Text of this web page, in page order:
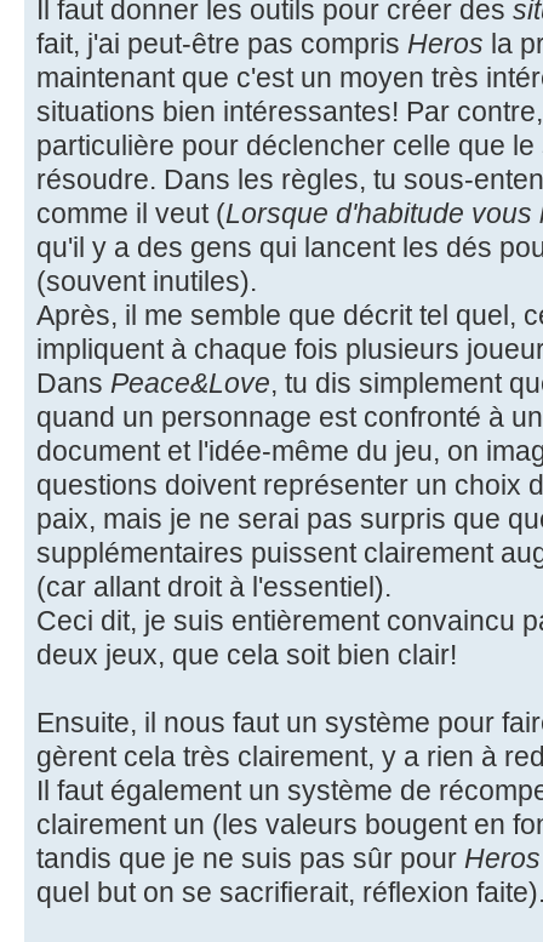
Il faut donner les outils pour créer des
fait, j'ai peut-être pas compris Heros la
maintenant que c'est un moyen très
situations bien intéressantes! Par
particulière pour déclencher celle que
résoudre. Dans les règles, tu sous-
comme il veut (Lorsque d'habitude
qu'il y a des gens qui lancent les dés
(souvent inutiles).
Après, il me semble que décrit tel quel,
impliquent à chaque fois plusieurs
Dans Peace&Love, tu dis simplement
quand un personnage est confronté à
document et l'idée-même du jeu, on
questions doivent représenter un choix
paix, mais je ne serai pas surpris que
supplémentaires puissent clairement
(car allant droit à l'essentiel).
Ceci dit, je suis entièrement convaincu
deux jeux, que cela soit bien clair!
Ensuite, il nous faut un système pour
gèrent cela très clairement, y a rien à
Il faut également un système de
clairement un (les valeurs bougent en
tandis que je ne suis pas sûr pour Heros
quel but on se sacrifierait, réflexion